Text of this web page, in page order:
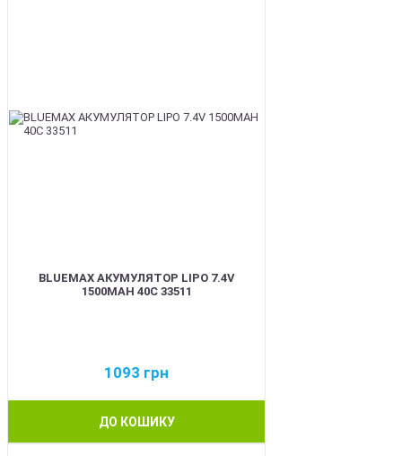
BLUEMAX АКУМУЛЯТОР LIPO 7.4V
1500MAH 40C 33511
1093 грн
ДО КОШИКУ